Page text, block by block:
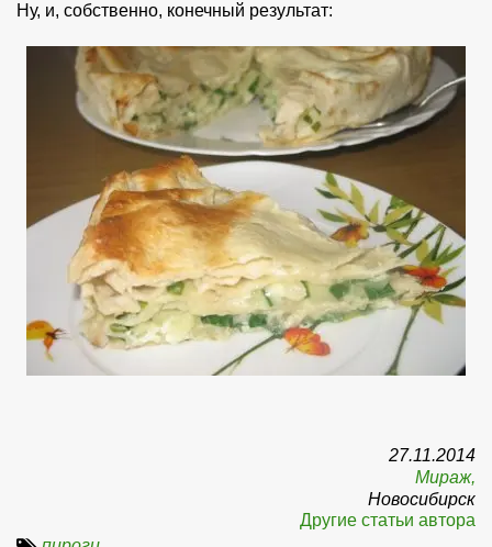
Ну, и, собственно, конечный результат:
27.11.2014
Мираж,
Новосибирск
Другие статьи автора